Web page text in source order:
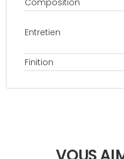
Composition
Entretien
Finition